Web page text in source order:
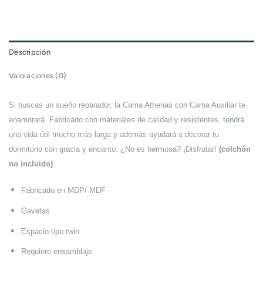
Descripción
Valoraciones (0)
Si buscas un sueño reparador, la Cama Athenas con Cama Auxiliar te
enamorará. Fabricado con materiales de calidad y resistentes, tendrá
una vida útil mucho más larga y además ayudará a decorar tu
dormitorio con gracia y encanto. ¿No es hermosa? ¡Disfrutar! (colchón
no incluido)
Fabricado en MDP/ MDF
Gavetas
Espacio tipo twin
Requiere ensamblaje